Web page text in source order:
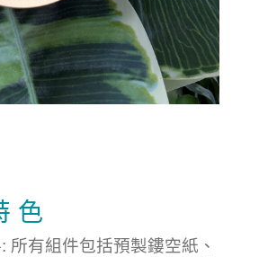
色
所有組件包括預製鏤空紙、